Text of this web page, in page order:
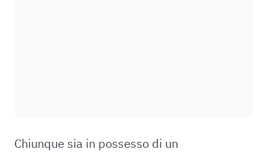
Chiunque sia in possesso di un